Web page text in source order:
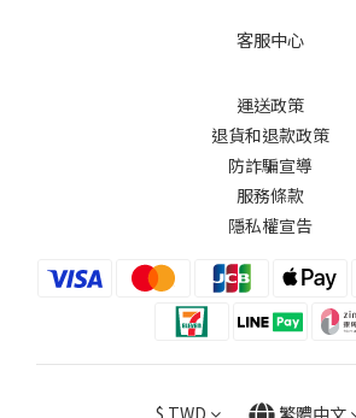
客服中心
運送政策
退貨和退款政策
防詐騙宣導
服務條款
隱私權宣告